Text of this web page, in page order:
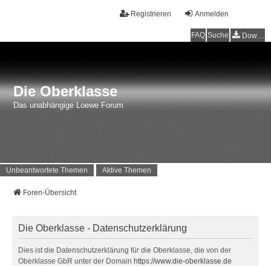
Anmelden
Registrieren
FAQ Suche Downloads
Die Oberklasse
Das unabhängige Loewe Forum
Unbeantwortete Themen Aktive Themen
Foren-Übersicht
Die Oberklasse - Datenschutzerklärung
Dies ist die Datenschutzerklärung für die Oberklasse, die von der
Oberklasse GbR unter der Domain https://www.die-oberklasse.de